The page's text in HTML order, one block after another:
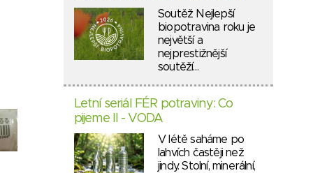
Soutěž Nejlepší
biopotravina roku je
největší a
nejprestižnější
soutěží…
Letní seriál FÉR potraviny: Co
pijeme II - VODA
V létě saháme po
lahvích častěji než
jindy. Stolní, minerální,